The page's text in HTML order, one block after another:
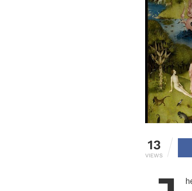
13
VIEWS